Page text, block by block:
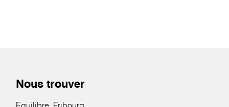
Nous trouver